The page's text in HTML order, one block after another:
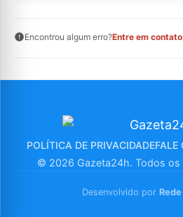
Encontrou algum erro?Entre em contato
POLÍTICA DE PRIVACIDADEFALE
© 2026 Gazeta24h. Todos os
Desenvolvido por